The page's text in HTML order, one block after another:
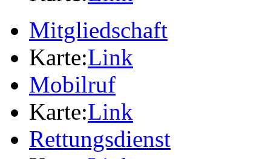
Mitgliedschaft
Karte:Link
Mobilruf
Karte:Link
Rettungsdienst